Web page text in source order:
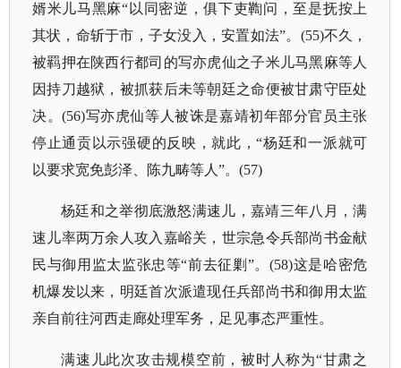
婿米儿马黑麻“以同密逆，俱下吏鞫问，至是抚按上
其状，命斩于市，子女没入，安置如法”。(55)不久，
被羁押在陕西行都司的写亦虎仙之子米儿马黑麻等人
因持刀越狱，被抓获后未等朝廷之命便被甘肃守臣处
决。(56)写亦虎仙等人被诛是嘉靖初年部分官员主张
停止通贡以示强硬的反映，就此，“杨廷和一派就可
以要求宽免彭泽、陈九畴等人”。(57)
杨廷和之举彻底激怒满速儿，嘉靖三年八月，满
速儿率两万余人攻入嘉峪关，世宗急令兵部尚书金献
民与御用监太监张忠等“前去征剿”。(58)这是哈密危
机爆发以来，明廷首次派遣现任兵部尚书和御用太监
亲自前往河西走廊处理军务，足见事态严重性。
满速儿此次攻击规模空前，被时人称为“甘肃之